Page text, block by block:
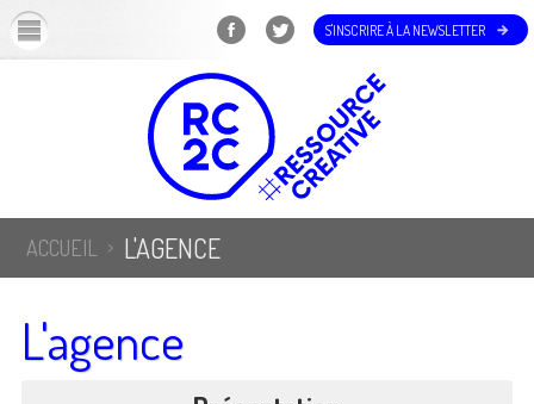
S'INSCRIRE À LA NEWSLETTER
ACCUEIL L'AGENCE
L'agence